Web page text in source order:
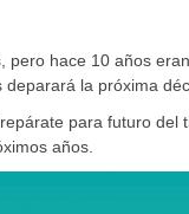
hace 10 años
deparará la próxima
para futuro del
años.